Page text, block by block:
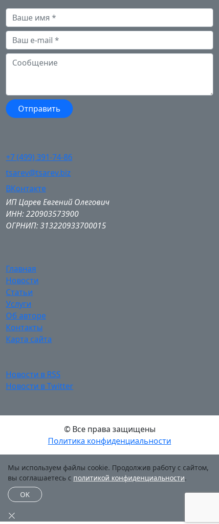
+7 (499) 391-74-86
tsarev@tsarev.biz
ВКонтакте
ИП Царев Евгений Олегович
ИНН: 220903573900
ОГРНИП: 313220933700015
Главная
Новости
Статьи
Услуги
Об авторе
Контакты
Карта сайта
Новости в RSS
Новости в Twitter
© Все права защищены
Политика конфиденциальности
Мы используем файлы cookie. Продолжив работу с сайтом,
вы соглашаетесь с политикой конфиденциальности.
OK